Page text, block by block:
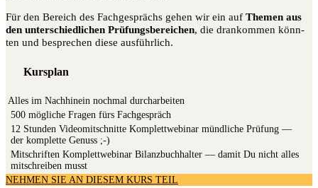
Für den Bereich des Fach­ge­sprächs gehen wir ein auf The­men aus
den unter­schied­li­chen Prü­fungs­be­rei­chen, die dran­kom­men könn­
ten und bespre­chen die­se ausführlich.
Kursplan
Alles im Nachhinein nochmal durcharbeiten
500 mög­li­che Fra­gen fürs Fachgespräch
12 Stun­den Video­mit­schnit­te Kom­plett­web­i­nar münd­li­che Prü­fung —
der kom­plet­te Genuss ;-)
Mit­schrif­ten Kom­plett­web­i­nar Bilanz­buch­hal­ter — damit Du nicht alles
mit­schrei­ben musst
NEHMEN SIE AN DIESEM KURS TEIL